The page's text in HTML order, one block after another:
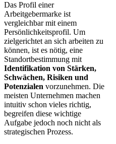
Das Profil einer
Arbeitgebermarke ist
vergleichbar mit einem
Persönlichkeitsprofil. Um
zielgerichtet an sich arbeiten zu
können, ist es nötig, eine
Standortbestimmung mit
Identifikation von Stärken,
Schwächen, Risiken und
Potenzialen vorzunehmen. Die
meisten Unternehmen machen
intuitiv schon vieles richtig,
begreifen diese wichtige
Aufgabe jedoch noch nicht als
strategischen Prozess.